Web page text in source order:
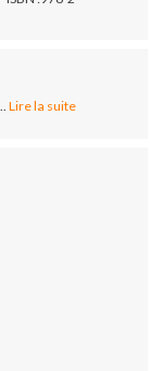
Lire la suite